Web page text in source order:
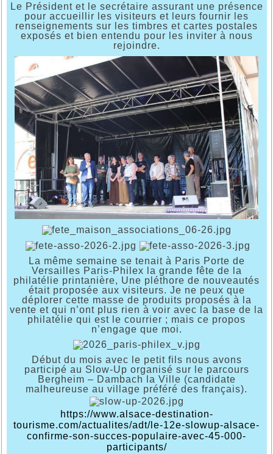
Le Président et le secrétaire assurant une présence
pour accueillir les visiteurs et leurs fournir les
renseignements sur les timbres et cartes postales
exposés et bien entendu pour les inviter à nous
rejoindre.
La même semaine se tenait à Paris Porte de
Versailles Paris-Philex la grande fête de la
philatélie printanière, Une pléthore de nouveautés
était proposée aux visiteurs. Je ne peux que
déplorer cette masse de produits proposés à la
vente et qui n’ont plus rien à voir avec la base de la
philatélie qui est le courrier ; mais ce propos
n’engage que moi.
Début du mois avec le petit fils nous avons
participé au Slow-Up organisé sur le parcours
Bergheim – Dambach la Ville (candidate
malheureuse au village préféré des français).
https://www.alsace-destination-
tourisme.com/actualites/adt/le-12e-slowup-alsace-
confirme-son-succes-populaire-avec-45-000-
participants/